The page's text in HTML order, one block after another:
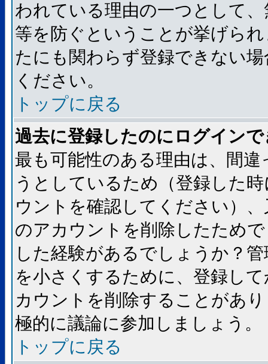
われている理由の一つとして
等を防ぐということが挙げら
たにも関わらず登録できない
ください。
トップに戻る
過去に登録したのにログイン
最も可能性のある理由は、間
うとしているため（登録した
ウントを確認してください）
のアカウントを削除したため
した経験があるでしょうか？
を小さくするために、登録し
カウントを削除することがあ
極的に議論に参加しましょう。
トップに戻る